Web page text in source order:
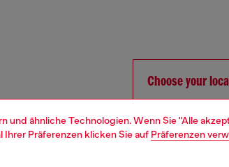
ähnliche Technologien. Wenn Sie "Alle
Präferenzen klicken Sie auf Präferenzen
Choose your
You are
it seems you may